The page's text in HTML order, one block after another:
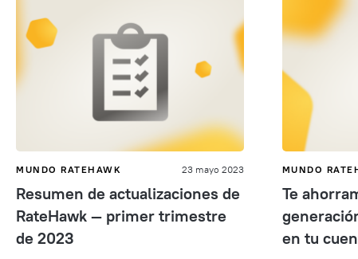
MUNDO RATEHAWK 23 mayo 2023
Resumen de actualizaciones de
RateHawk — primer trimestre
de 2023
MUNDO
Te
en tu